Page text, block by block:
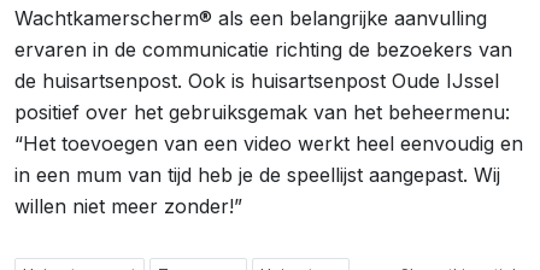
Wachtkamerscherm® als een belangrijke aanvulling
ervaren in de communicatie richting de bezoekers van
de huisartsenpost. Ook is huisartsenpost Oude IJssel
positief over het gebruiksgemak van het beheermenu:
“Het toevoegen van een video werkt heel eenvoudig en
in een mum van tijd heb je de speellijst aangepast. Wij
willen niet meer zonder!”